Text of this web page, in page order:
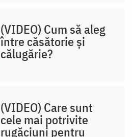
(VIDEO) Cum să aleg
între căsătorie și
călugărie?
(VIDEO) Care sunt
cele mai potrivite
rugăciuni pentru